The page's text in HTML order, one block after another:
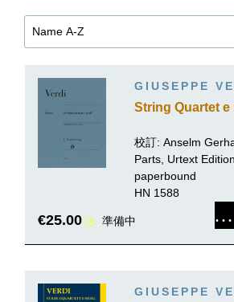
GIUSEPPE
String Quartet e
校訂: Anselm
Parts, Urtext Edition,
paperbound
HN 1588
€25.00 準備中
GIUSEPPE